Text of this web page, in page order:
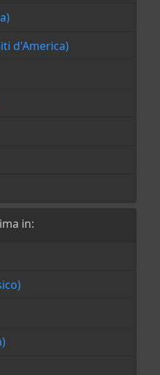
d'America)
in: